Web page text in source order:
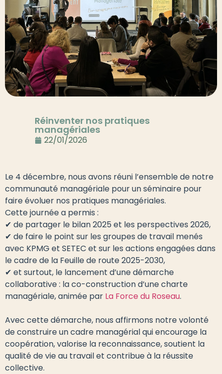
Réinventer nos pratiques
managériales
22/01/2026
Le 4 décembre, nous avons réuni l’ensemble de notre
communauté managériale pour un séminaire pour
faire évoluer nos pratiques managériales.
Cette journée a permis :
✔ de partager le bilan 2025 et les perspectives 2026,
✔ de faire le point sur les groupes de travail menés
avec KPMG et SETEC et sur les actions engagées dans
le cadre de la Feuille de route 2025-2030,
✔ et surtout, le lancement d’une démarche
collaborative : la co-construction d’une charte
managériale, animée par La Force du Roseau.
Avec cette démarche, nous affirmons notre volonté
de construire un cadre managérial qui encourage la
coopération, valorise la reconnaissance, soutient la
qualité de vie au travail et contribue à la réussite
collective.